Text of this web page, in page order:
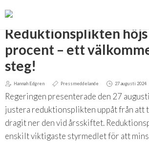
MENY
Svebios valmanifest 2026
Styrmedel
OM BIOENERGI
Aktuella frågor
PRESS
Reduktionsplikten
procent – ett
steg!
Hannah Edgren Pressmeddelande 27 augusti 2024
Regeringen presenterade den 27
justera reduktionsplikten uppåt från
dragit ner den vid årsskiftet.
enskilt viktigaste styrmedlet för att